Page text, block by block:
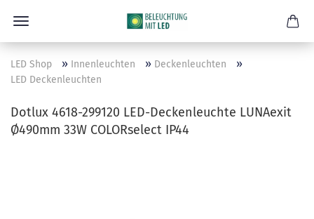
LED Shop » Innenleuchten » Deckenleuchten »
LED Deckenleuchten
Dotlux 4618-299120 LED-Deckenleuchte LUNAexit
Ø490mm 33W COLORselect IP44